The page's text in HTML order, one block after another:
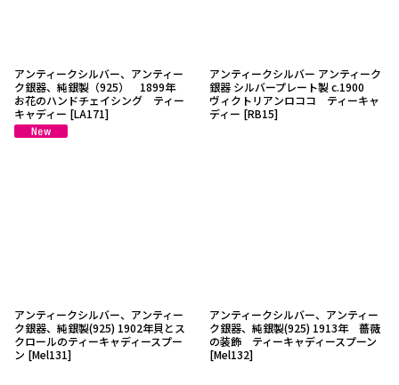
アンティークシルバー、アンティー
ク銀器、純銀製（925） 1899年
お花のハンドチェイシング ティー
キャディー [LA171]
アンティークシルバー アンティーク
銀器 シルバープレート製 c.1900
ヴィクトリアンロココ ティーキャ
ディー [RB15]
アンティークシルバー、アンティー
ク銀器、純銀製(925) 1902年貝とス
クロールのティーキャディースプー
ン [Mel131]
アンティークシルバー、アンティー
ク銀器、純銀製(925) 1913年 薔薇
の装飾 ティーキャディースプーン
[Mel132]